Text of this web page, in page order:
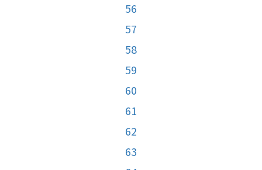
56
57
58
59
60
61
62
63